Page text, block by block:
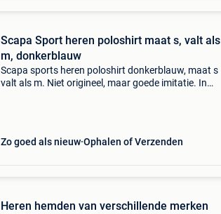
Scapa Sport heren poloshirt maat s, valt als
m, donkerblauw
Scapa sports heren poloshirt donkerblauw, maat s
valt als m. Niet origineel, maar goede imitatie. In
Zo goed als nieuw Ophalen of Verzenden
Heren hemden van verschillende merken